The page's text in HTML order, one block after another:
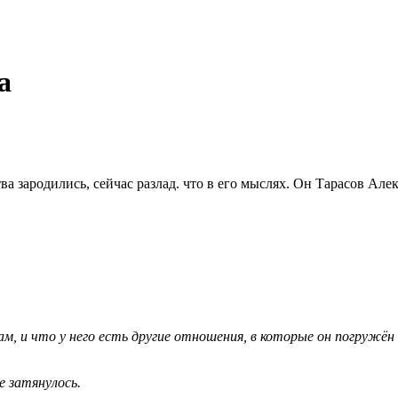
зародились, сейчас разлад. что в его мыслях. Он Тарасов
что у него есть другие отношения, в которые он погружён
затянулось.